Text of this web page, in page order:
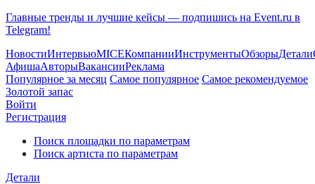
Главные тренды и лучшие кейсы — подпишись на Event.ru в
Telegram!
НовостиИнтервьюMICEКомпанииИнструментыОбзорыДетали
АфишаАвторыВакансииРеклама
Популярное за месяц Самое популярное Самое рекомендуемое
Золотой запас
Войти
Регистрация
Поиск площадки по параметрам
Поиск артиста по параметрам
Детали